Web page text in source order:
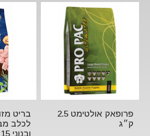
פרופאק אולטימט 2.5
ק״ג
בריט
לכלב
ובנוני 15 ק"ג